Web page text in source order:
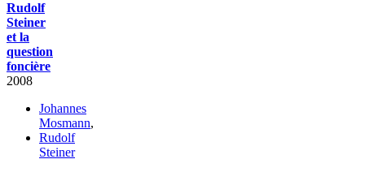
Rudolf
Steiner
et la
question
foncière
2008
Johannes
Mosmann,
Rudolf
Steiner